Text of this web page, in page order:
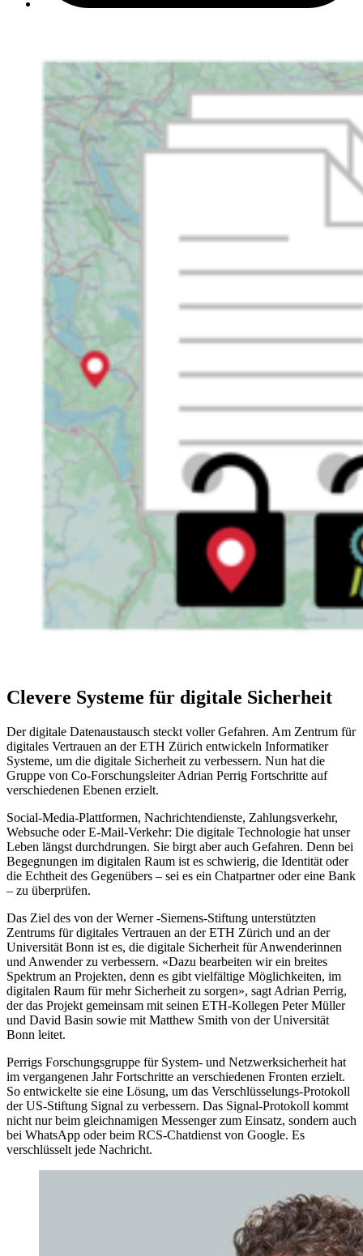
Clevere Systeme für digitale Sicherheit
Der digitale Datenaustausch steckt voller Gefahren. Am Zentrum für
digitales Vertrauen an der ETH Zürich entwickeln Informatiker
Systeme, um die digitale Sicherheit zu verbessern. Nun hat die
Gruppe von Co-Forschungsleiter Adrian Perrig Fortschritte auf
verschiedenen Ebenen erzielt.
Social-Media-Plattformen, Nachrichtendienste, Zahlungsverkehr,
Websuche oder E-Mail-Verkehr: Die digitale Technologie hat unser
Leben längst durchdrungen. Sie birgt aber auch Gefahren. Denn bei
Begegnungen im digitalen Raum ist es schwierig, die Identität oder
die Echtheit des Gegenübers – sei es ein Chatpartner oder eine Bank
– zu überprüfen.
Das Ziel des von der Werner -Siemens-Stiftung unterstützten
Zentrums für digitales Vertrauen an der ETH Zürich und an der
Universität Bonn ist es, die digitale Sicherheit für Anwenderinnen
und Anwender zu verbessern. «Dazu bearbeiten wir ein breites
Spektrum an Projekten, denn es gibt vielfältige Möglichkeiten, im
digitalen Raum für mehr Sicherheit zu sorgen», sagt Adrian Perrig,
der das Projekt gemeinsam mit seinen ETH-Kollegen Peter Müller
und David Basin sowie mit Matthew Smith von der Universität
Bonn leitet.
Perrigs Forschungsgruppe für System- und Netzwerksicherheit hat
im vergangenen Jahr Fortschritte an verschiedenen Fronten erzielt.
So entwickelte sie eine Lösung, um das Verschlüsselungs-Protokoll
der US-Stiftung Signal zu verbessern. Das Signal-Protokoll kommt
nicht nur beim gleichnamigen Messenger zum Einsatz, sondern auch
bei WhatsApp oder beim RCS-Chatdienst von Google. Es
verschlüsselt jede Nachricht.